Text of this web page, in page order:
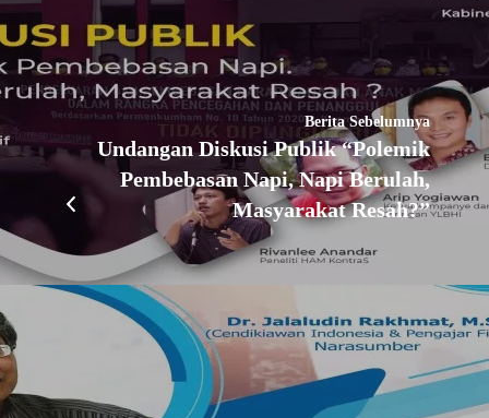
Berita Sebelumnya
Undangan Diskusi Publik “Polemik
Pembebasan Napi, Napi Berulah,
Masyarakat Resah?”